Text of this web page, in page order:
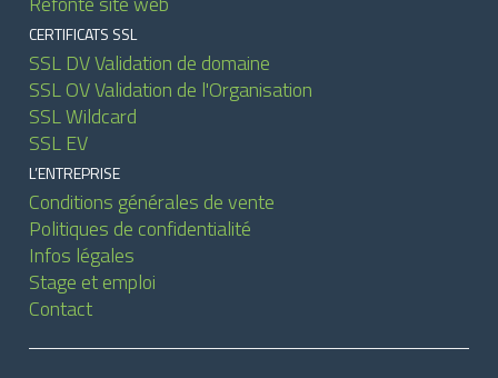
CERTIFICATS SSL
SSL DV Validation de domaine
SSL OV Validation de l'Organisation
SSL Wildcard
SSL EV
L’ENTREPRISE
Conditions générales de vente
Politiques de confidentialité
Infos légales
Stage et emploi
Contact